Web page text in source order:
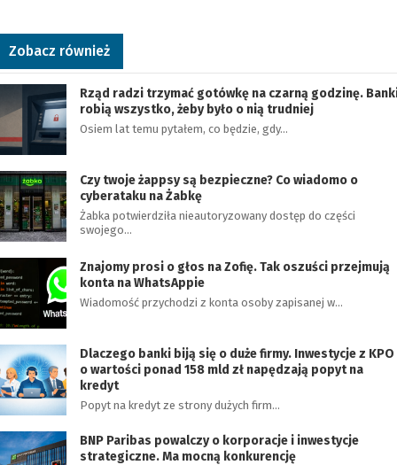
Zobacz również
Rząd radzi trzymać gotówkę na czarną godzinę.
robią wszystko, żeby było o nią trudniej
Osiem lat temu pytałem, co będzie, gdy…
Czy twoje żappsy są bezpieczne? Co wiadomo o
cyberataku na Żabkę
Żabka potwierdziła nieautoryzowany dostęp do części
swojego…
Znajomy prosi o głos na Zofię. Tak oszuści przejmują
konta na WhatsAppie
Wiadomość przychodzi z konta osoby zapisanej w…
Dlaczego banki biją się o duże firmy. Inwestycje z KPO
o wartości ponad 158 mld zł napędzają popyt na
kredyt
Popyt na kredyt ze strony dużych firm…
BNP Paribas powalczy o korporacje i inwestycje
strategiczne. Ma mocną konkurencję